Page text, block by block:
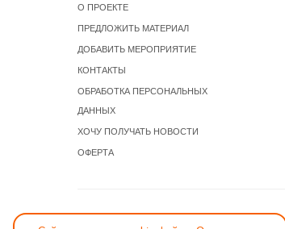
О ПРОЕКТЕ
ПРЕДЛОЖИТЬ МАТЕРИАЛ
ДОБАВИТЬ МЕРОПРИЯТИЕ
КОНТАКТЫ
ОБРАБОТКА ПЕРСОНАЛЬНЫХ
ДАННЫХ
ХОЧУ ПОЛУЧАТЬ НОВОСТИ
ОФЕРТА